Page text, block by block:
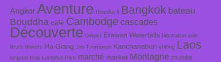
Angkor Aventure Baiyoke II Bangkok bateau
Bouddha café Cambodge cascades
Découverte Départ Erawan Waterfalls fabrication soie
fleurs flowers Ha Giang Jim Thompson Kanchanaburi khlong Laos
long-tail boat Lumphini Park marché market Montagne musée